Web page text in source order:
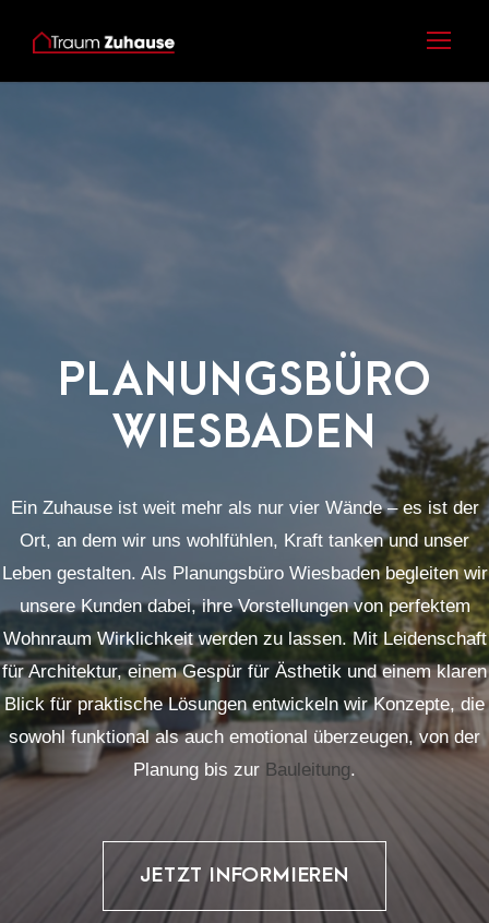
PLANUNGSBÜRO
WIESBADEN
Ein Zuhause ist weit mehr als nur vier Wände – es ist der
Ort, an dem wir uns wohlfühlen, Kraft tanken und unser
Leben gestalten. Als Planungsbüro Wiesbaden begleiten wir
unsere Kunden dabei, ihre Vorstellungen von perfektem
Wohnraum Wirklichkeit werden zu lassen. Mit Leidenschaft
für Architektur, einem Gespür für Ästhetik und einem klaren
Blick für praktische Lösungen entwickeln wir Konzepte, die
sowohl funktional als auch emotional überzeugen, von der
Planung bis zur Bauleitung.
JETZT INFORMIEREN